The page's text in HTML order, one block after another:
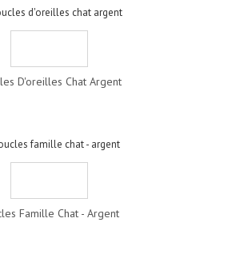
D'oreilles Chat Argent
Famille Chat - Argent